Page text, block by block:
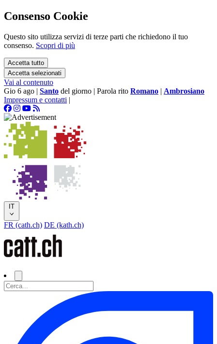
Consenso Cookie
Questo sito utilizza servizi di terze parti che richiedono il tuo
consenso. Scopri di più
Accetta tutto
Accetta selezionati
Vai al contenuto
Gio 6 ago | Santo del giorno | Parola rito Romano | Ambrosiano
Impressum e contatti |
IT
FR (cath.ch) DE (kath.ch)